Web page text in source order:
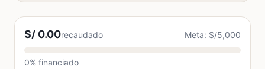
S/ 0.00recaudado Meta: S/5,000
0% financiado